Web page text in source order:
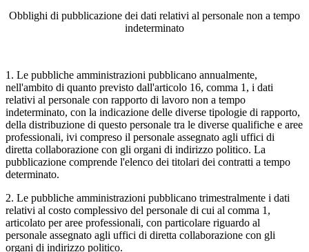
Obblighi di pubblicazione dei dati relativi al personale non a tempo
indeterminato
1. Le pubbliche amministrazioni pubblicano annualmente,
nell'ambito di quanto previsto dall'articolo 16, comma 1, i dati
relativi al personale con rapporto di lavoro non a tempo
indeterminato, con la indicazione delle diverse tipologie di rapporto,
della distribuzione di questo personale tra le diverse qualifiche e aree
professionali, ivi compreso il personale assegnato agli uffici di
diretta collaborazione con gli organi di indirizzo politico. La
pubblicazione comprende l'elenco dei titolari dei contratti a tempo
determinato.
2. Le pubbliche amministrazioni pubblicano trimestralmente i dati
relativi al costo complessivo del personale di cui al comma 1,
articolato per aree professionali, con particolare riguardo al
personale assegnato agli uffici di diretta collaborazione con gli
organi di indirizzo politico.